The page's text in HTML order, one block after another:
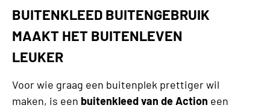
BUITENKLEED BUITENGEBRUIK
MAAKT HET BUITENLEVEN
LEUKER
Voor wie graag een buitenplek prettiger wil
maken, is een buitenkleed van de Action een